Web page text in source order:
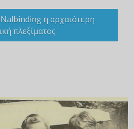
η αρχαιότερη
πλεξίματος